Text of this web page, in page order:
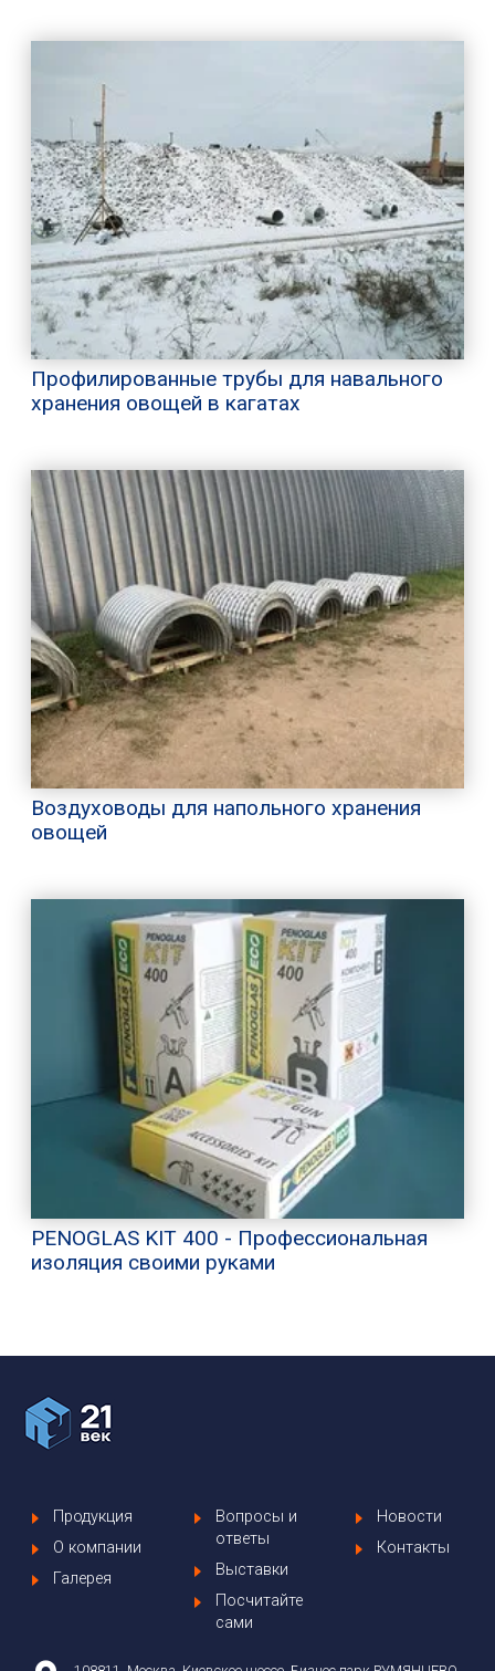
Профилированные трубы для навального
хранения овощей в кагатах
Воздуховоды для напольного хранения
овощей
PENOGLAS KIT 400 - Профессиональная
изоляция своими руками
Продукция
О компании
Галерея
Вопросы и
ответы
Выставки
Посчитайте
сами
Новости
Контакты